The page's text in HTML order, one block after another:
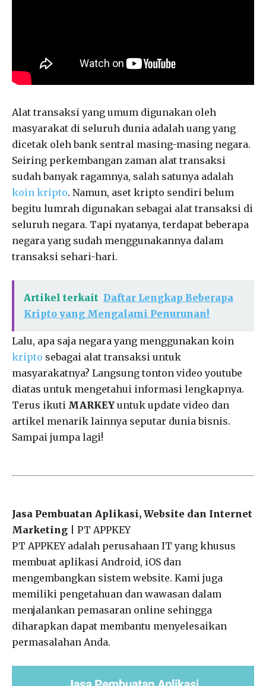
Alat transaksi yang umum digunakan oleh
masyarakat di seluruh dunia adalah uang yang
dicetak oleh bank sentral masing-masing negara.
Seiring perkembangan zaman alat transaksi
sudah banyak ragamnya, salah satunya adalah
koin kripto. Namun, aset kripto sendiri belum
begitu lumrah digunakan sebagai alat transaksi di
seluruh negara. Tapi nyatanya, terdapat beberapa
negara yang sudah menggunakannya dalam
transaksi sehari-hari.
Artikel terkait Daftar Lengkap Beberapa
Kripto yang Mengalami Penurunan!
Lalu, apa saja negara yang menggunakan koin
kripto sebagai alat transaksi untuk
masyarakatnya? Langsung tonton video youtube
diatas untuk mengetahui informasi lengkapnya.
Terus ikuti MARKEY untuk update video dan
artikel menarik lainnya seputar dunia bisnis.
Sampai jumpa lagi!
Jasa Pembuatan Aplikasi, Website dan Internet
Marketing | PT APPKEY
PT APPKEY adalah perusahaan IT yang khusus
membuat aplikasi Android, iOS dan
mengembangkan sistem website. Kami juga
memiliki pengetahuan dan wawasan dalam
menjalankan pemasaran online sehingga
diharapkan dapat membantu menyelesaikan
permasalahan Anda.